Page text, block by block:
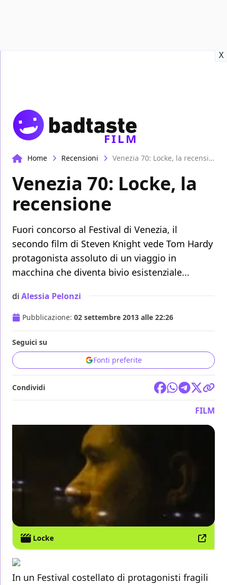
X
FILM
Home Recensioni Venezia 70: Locke, la recensione
Venezia 70: Locke, la
recensione
Fuori concorso al Festival di Venezia, il
secondo film di Steven Knight vede Tom Hardy
protagonista assoluto di un viaggio in
macchina che diventa bivio esistenziale...
di Alessia Pelonzi
Pubblicazione: 02 settembre 2013 alle 22:26
Seguici su
Fonti preferite
Condividi
FILM
Locke
In un Festival costellato di protagonisti fragili